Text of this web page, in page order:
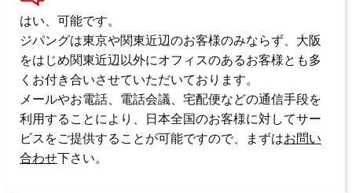
はい、可能です。
ジパングは東京や関東近辺のお客様のみならず、大阪
をはじめ関東近辺以外にオフィスのあるお客様とも多
くお付き合いさせていただいております。
メールやお電話、電話会議、宅配便などの通信手段を
利用することにより、日本全国のお客様に対してサー
ビスをご提供することが可能ですので、まずはお問い
合わせ下さい。